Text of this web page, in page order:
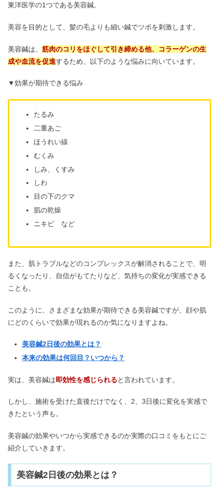
東洋医学の1つである美容鍼。
美容を目的として、髪の毛よりも細い鍼でツボを刺激します。
美容鍼は、 筋肉のコリをほぐして引き締める他、コラーゲンの生
成や血流を促進するため 、以下のような悩みに向いています。
▼効果が期待できる悩み
たるみ
二重あご
ほうれい線
むくみ
しみ、くすみ
しわ
目の下のクマ
肌の乾燥
ニキビ など
また、肌トラブルなどのコンプレックスが解消されることで、明
るくなったり、自信がもてたりなど、気持ちの変化が実感できる
ことも。
このように、さまざまな効果が期待できる美容鍼ですが、顔や肌
にどのくらいで効果が現れるのか気になりますよね。
美容鍼2日後の効果とは？
本来の効果は何回目？いつから？
実は、美容鍼は即効性を感じられると言われています。
しかし、施術を受けた直後だけでなく、2、3日後に変化を実感で
きたという声も。
美容鍼の効果やいつから実感できるのか実際の口コミをもとにご
紹介していきます。
美容鍼2日後の効果とは？